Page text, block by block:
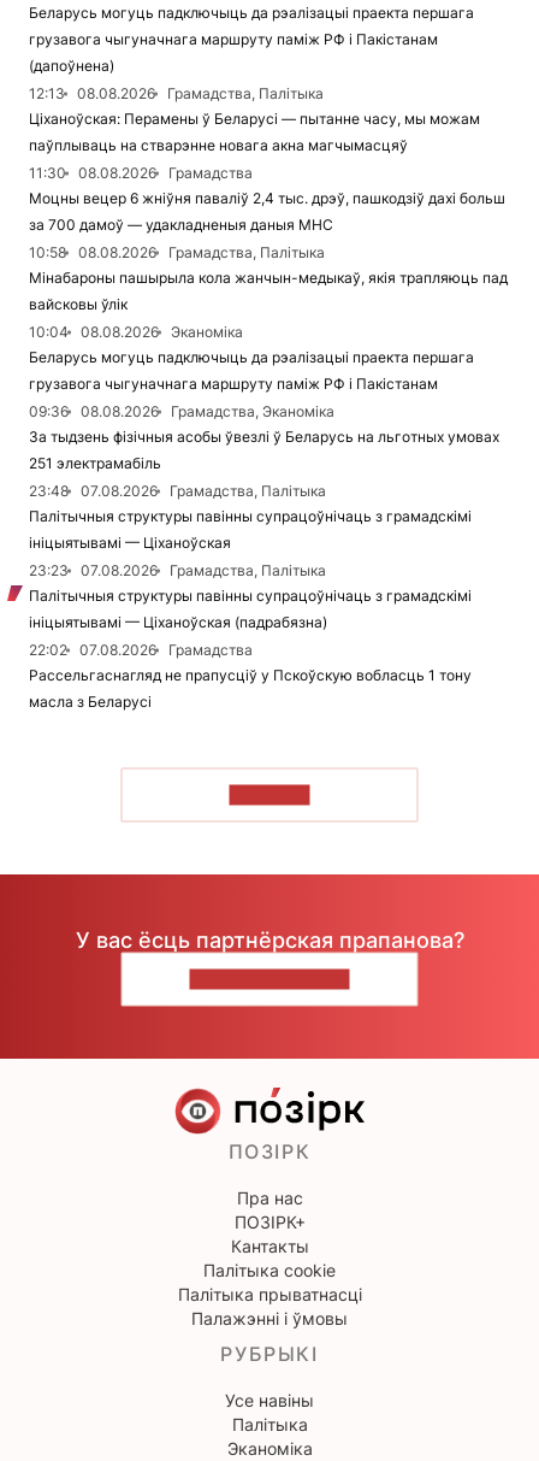
Беларусь могуць падключыць да рэалізацыі праекта першага
грузавога чыгуначнага маршруту паміж РФ і Пакістанам
(дапоўнена)
12:13
08.08.2026
Грамадства, Палітыка
Ціханоўская: Перамены ў Беларусі — пытанне часу, мы можам
паўплываць на стварэнне новага акна магчымасцяў
11:30
08.08.2026
Грамадства
Моцны вецер 6 жніўня паваліў 2,4 тыс. дрэў, пашкодзіў дахі больш
за 700 дамоў — удакладненыя даныя МНС
10:58
08.08.2026
Грамадства, Палітыка
Мінабароны пашырыла кола жанчын-медыкаў, якія трапляюць пад
вайсковы ўлік
10:04
08.08.2026
Эканоміка
Беларусь могуць падключыць да рэалізацыі праекта першага
грузавога чыгуначнага маршруту паміж РФ і Пакістанам
09:36
08.08.2026
Грамадства, Эканоміка
За тыдзень фізічныя асобы ўвезлі ў Беларусь на льготных умовах
251 электрамабіль
23:48
07.08.2026
Грамадства, Палітыка
Палітычныя структуры павінны супрацоўнічаць з грамадскімі
ініцыятывамі — Ціханоўская
23:23
07.08.2026
Грамадства, Палітыка
Палітычныя структуры павінны супрацоўнічаць з грамадскімі
ініцыятывамі — Ціханоўская (падрабязна)
22:02
07.08.2026
Грамадства
Рассельгаснагляд не прапусціў у Пскоўскую вобласць 1 тону
масла з Беларусі
У вас ёсць партнёрская прапанова?
ПОЗІРК
Пра нас
ПОЗІРК+
Кантакты
Палітыка cookie
Палітыка прыватнасці
Палажэнні і ўмовы
РУБРЫКІ
Усе навіны
Палітыка
Эканоміка